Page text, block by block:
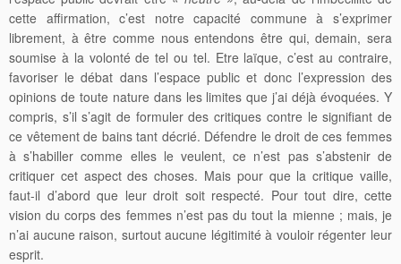
cette affirmation, c’est notre capacité commune à s’exprimer
librement, à être comme nous entendons être qui, demain, sera
soumise à la volonté de tel ou tel. Etre laïque, c’est au contraire,
favoriser le débat dans l’espace public et donc l’expression des
opinions de toute nature dans les limites que j’ai déjà évoquées. Y
compris, s’il s’agit de formuler des critiques contre le signifiant de
ce vêtement de bains tant décrié. Défendre le droit de ces femmes
à s’habiller comme elles le veulent, ce n’est pas s’abstenir de
critiquer cet aspect des choses. Mais pour que la critique vaille,
faut-il d’abord que leur droit soit respecté. Pour tout dire, cette
vision du corps des femmes n’est pas du tout la mienne ; mais, je
n’ai aucune raison, surtout aucune légitimité à vouloir régenter leur
esprit.